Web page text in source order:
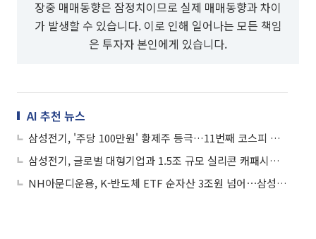
장중 매매동향은 잠정치이므로 실제 매매동향과 차이
가 발생할 수 있습니다. 이로 인해 일어나는 모든 책임
은 투자자 본인에게 있습니다.
AI 추천 뉴스
삼성전기, '주당 100만원' 황제주 등극…11번째 코스피 황제주로
삼성전기, 글로벌 대형기업과 1.5조 규모 실리콘 캐패시터 공급계약 체결
NH아문디운용, K-반도체 ETF 순자산 3조원 넘어⋯삼성전기가 수익률 견인